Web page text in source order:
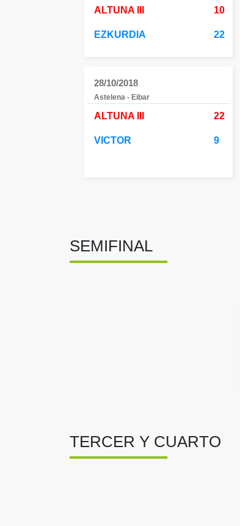
ALTUNA III 10
EZKURDIA 22
28/10/2018
Astelena - Eibar
ALTUNA III 22
VICTOR 9
SEMIFINAL
TERCER Y CUARTO